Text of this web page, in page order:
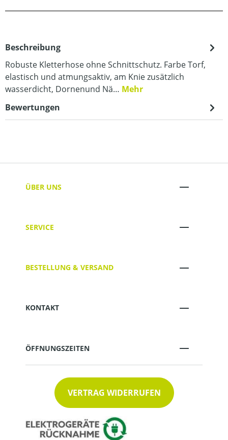
Beschreibung
Robuste Kletterhose ohne Schnittschutz. Farbe Torf,
elastisch und atmungsaktiv, am Knie zusätzlich
wasserdicht, Dornenund Nä… Mehr
Bewertungen
ÜBER UNS
SERVICE
BESTELLUNG & VERSAND
KONTAKT
ÖFFNUNGSZEITEN
VERTRAG WIDERRUFEN